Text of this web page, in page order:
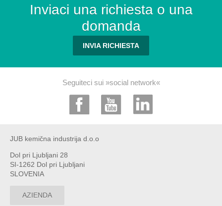
Inviaci una richiesta o una
domanda
INVIA RICHIESTA
Seguiteci sui »social network«
JUB kemična industrija d.o.o
Dol pri Ljubljani 28
SI-1262 Dol pri Ljubljani
SLOVENIA
AZIENDA